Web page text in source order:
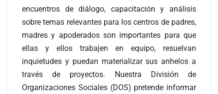
encuentros de diálogo, capacitación y análisis
sobre temas relevantes para los centros de padres,
madres y apoderados son importantes para que
ellas y ellos trabajen en equipo, resuelvan
inquietudes y puedan materializar sus anhelos a
través de proyectos. Nuestra División de
Organizaciones Sociales (DOS) pretende informar